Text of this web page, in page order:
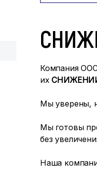
Компания
их
Мы уверены,
Мы готовы
без
Наша